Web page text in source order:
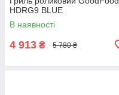
HDRG9 BLUE
В наявності
4 913 ₴ 5 780 ₴